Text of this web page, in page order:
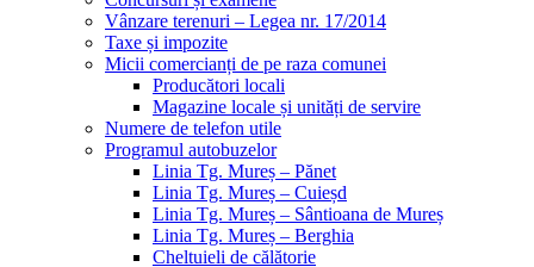
Vânzare terenuri – Legea nr. 17/2014
Taxe și impozite
Micii comercianți de pe raza comunei
Producători locali
Magazine locale și unități de servire
Numere de telefon utile
Programul autobuzelor
Linia Tg. Mureș – Pănet
Linia Tg. Mureș – Cuieșd
Linia Tg. Mureș – Sântioana de Mureș
Linia Tg. Mureș – Berghia
Cheltuieli de călătorie